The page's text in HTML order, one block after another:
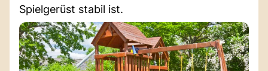
Spielgerüst stabil ist.